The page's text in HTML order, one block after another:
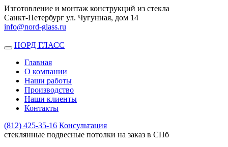
Изготовление и монтаж конструкций из стекла
Санкт-Петербург ул. Чугунная, дом 14
info@nord-glass.ru
Toggle
navigation
НОРД ГЛАСС
Главная
О компании
Наши работы
Производство
Наши клиенты
Контакты
(812) 425-35-16 Консультация
стеклянные подвесные потолки на заказ в СПб